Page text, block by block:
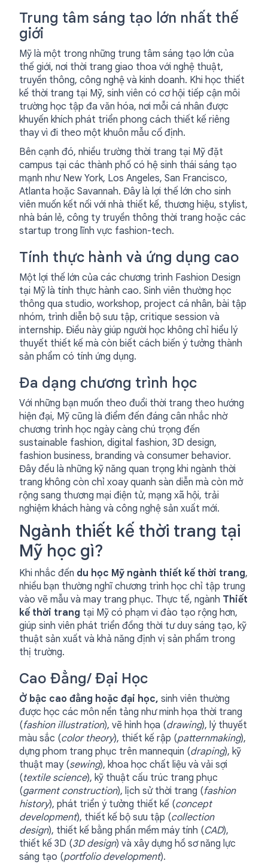
Trung tâm sáng tạo lớn nhất thế
giới
Mỹ là một trong những trung tâm sáng tạo lớn của
thế giới, nơi thời trang giao thoa với nghệ thuật,
truyền thông, công nghệ và kinh doanh. Khi học thiết
kế thời trang tại Mỹ, sinh viên có cơ hội tiếp cận môi
trường học tập đa văn hóa, nơi mỗi cá nhân được
khuyến khích phát triển phong cách thiết kế riêng
thay vì đi theo một khuôn mẫu cố định.
Bên cạnh đó, nhiều trường thời trang tại Mỹ đặt
campus tại các thành phố có hệ sinh thái sáng tạo
mạnh như New York, Los Angeles, San Francisco,
Atlanta hoặc Savannah. Đây là lợi thế lớn cho sinh
viên muốn kết nối với nhà thiết kế, thương hiệu, stylist,
nhà bán lẻ, công ty truyền thông thời trang hoặc các
startup trong lĩnh vực fashion-tech.
Tính thực hành và ứng dụng cao
Một lợi thế lớn của các chương trình Fashion Design
tại Mỹ là tính thực hành cao. Sinh viên thường học
thông qua studio, workshop, project cá nhân, bài tập
nhóm, trình diễn bộ sưu tập, critique session và
internship. Điều này giúp người học không chỉ hiểu lý
thuyết thiết kế mà còn biết cách biến ý tưởng thành
sản phẩm có tính ứng dụng.
Đa dạng chương trình học
Với những bạn muốn theo đuổi thời trang theo hướng
hiện đại, Mỹ cũng là điểm đến đáng cân nhắc nhờ
chương trình học ngày càng chú trọng đến
sustainable fashion, digital fashion, 3D design,
fashion business, branding và consumer behavior.
Đây đều là những kỹ năng quan trọng khi ngành thời
trang không còn chỉ xoay quanh sàn diễn mà còn mở
rộng sang thương mại điện tử, mạng xã hội, trải
nghiệm khách hàng và công nghệ sản xuất mới.
Ngành thiết kế thời trang tại
Mỹ học gì?
Khi nhắc đến du học Mỹ ngành thiết kế thời trang,
nhiều bạn thường nghĩ chương trình học chỉ tập trung
vào vẽ mẫu và may trang phục. Thực tế, ngành Thiết
kế thời trang tại Mỹ có phạm vi đào tạo rộng hơn,
giúp sinh viên phát triển đồng thời tư duy sáng tạo, kỹ
thuật sản xuất và khả năng định vị sản phẩm trong
thị trường.
Cao Đẳng/ Đại Học
Ở bậc cao đẳng hoặc đại học, sinh viên thường
được học các môn nền tảng như minh họa thời trang
(fashion illustration), vẽ hình họa (drawing), lý thuyết
màu sắc (color theory), thiết kế rập (patternmaking),
dựng phom trang phục trên mannequin (draping), kỹ
thuật may (sewing), khoa học chất liệu và vải sợi
(textile science), kỹ thuật cấu trúc trang phục
(garment construction), lịch sử thời trang (fashion
history), phát triển ý tưởng thiết kế (concept
development), thiết kế bộ sưu tập (collection
design), thiết kế bằng phần mềm máy tính (CAD),
thiết kế 3D (3D design) và xây dựng hồ sơ năng lực
sáng tạo (portfolio development).